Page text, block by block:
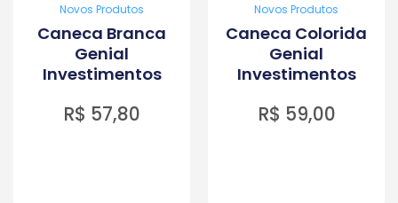
Novos Produtos
Caneca Branca
Genial
Investimentos
R$ 57,80
Novos Produtos
Caneca Colorida
Genial
Investimentos
R$ 59,00